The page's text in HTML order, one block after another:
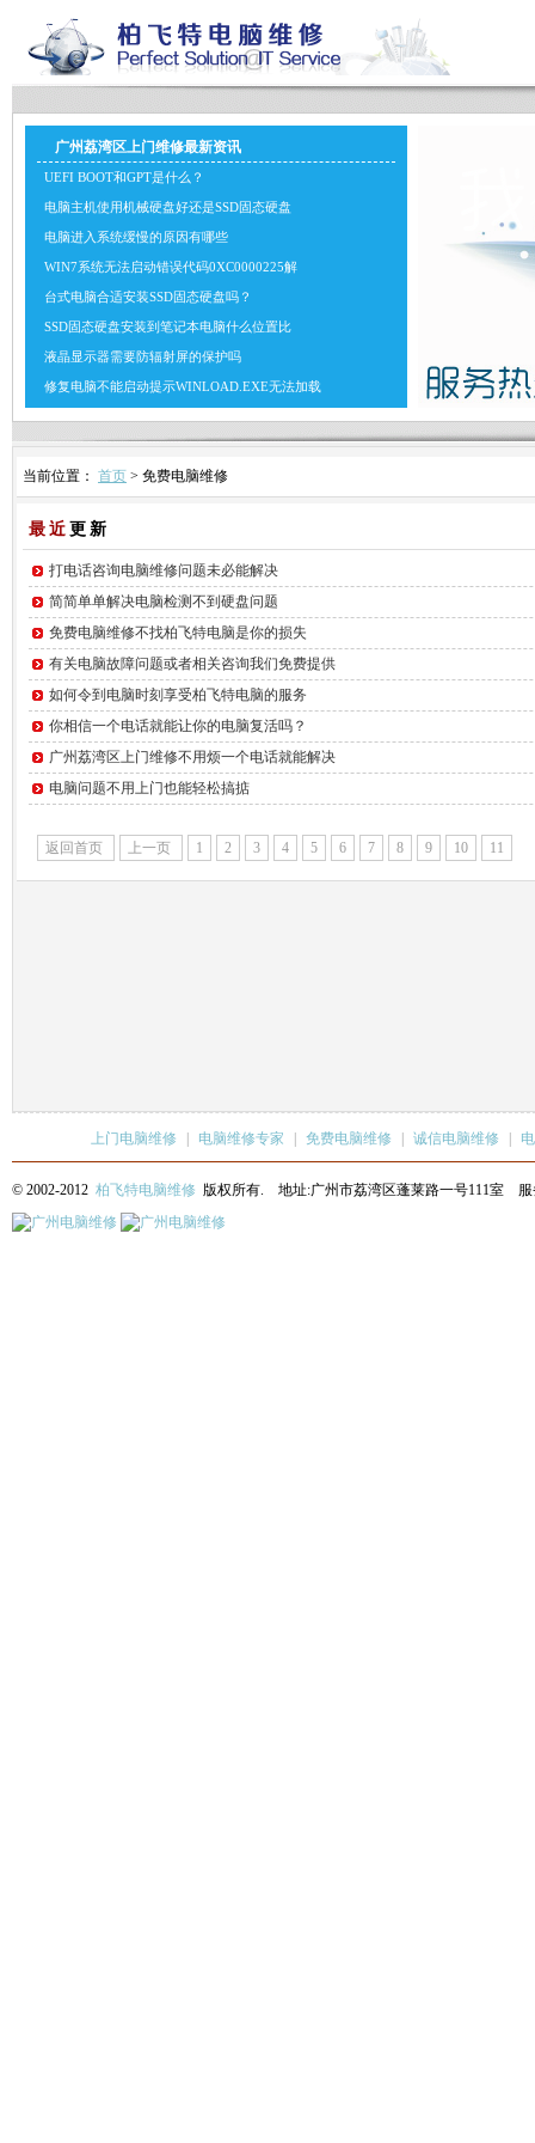
广州荔湾区上门维修最新资讯
UEFI BOOT和GPT是什么？
电脑主机使用机械硬盘好还是SSD固态硬盘
电脑进入系统缓慢的原因有哪些
WIN7系统无法启动错误代码0XC0000225解
台式电脑合适安装SSD固态硬盘吗？
SSD固态硬盘安装到笔记本电脑什么位置比
液晶显示器需要防辐射屏的保护吗
修复电脑不能启动提示WINLOAD.EXE无法加载
当前位置： 首页 > 免费电脑维修
最近 更新
打电话咨询电脑维修问题未必能解决
简简单单解决电脑检测不到硬盘问题
免费电脑维修不找柏飞特电脑是你的损失
有关电脑故障问题或者相关咨询我们免费提供
如何令到电脑时刻享受柏飞特电脑的服务
你相信一个电话就能让你的电脑复活吗？
广州荔湾区上门维修不用烦一个电话就能解决
电脑问题不用上门也能轻松搞掂
返回首页 上一页 1 2 3 4 5 6 7 8 9 10 11
上门电脑维修 电脑维修专家 免费电脑维修 诚信电脑维修
© 2002-2012 柏飞特电脑维修 版权所有. 地址:广州市荔湾区蓬莱路一号111室 服